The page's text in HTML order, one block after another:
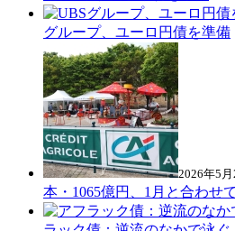
グループ、ユーロ円債を準備
2026年5月
本・1065億円、1月と合わせ